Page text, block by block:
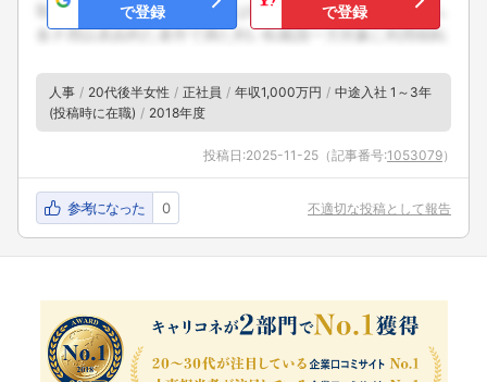
で登録
で登録
人事 20代後半女性 正社員 年収1,000万円
中途入社 1～3年
(投稿時に在職)
2018年度
投稿日:2025-11-25 （記事番号:1053079）
参考になった 0 不適切な投稿として報告